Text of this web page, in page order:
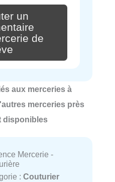
un
de
aux merceries à
merceries près
disponibles
Mercerie -
: Couturier